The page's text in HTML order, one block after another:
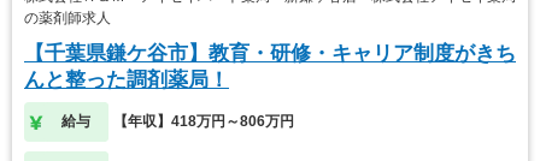
の薬剤師求人
【千葉県鎌ケ谷市】教育・研修・キャリア制度がきち
んと整った調剤薬局！
給与 【年収】418万円～806万円